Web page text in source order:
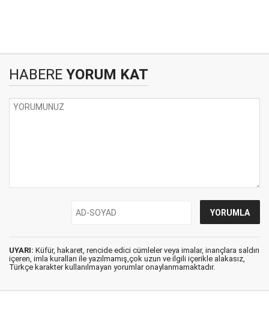
HABERE YORUM KAT
UYARI: Küfür, hakaret, rencide edici cümleler veya imalar, inançlara saldırı
içeren, imla kuralları ile yazılmamış,çok uzun ve ilgili içerikle alakasız,
Türkçe karakter kullanılmayan yorumlar onaylanmamaktadır.